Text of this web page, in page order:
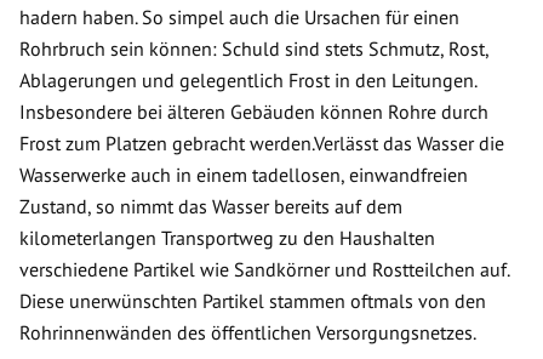
hadern haben. So simpel auch die Ursachen für einen
Rohrbruch sein können: Schuld sind stets Schmutz, Rost,
Ablagerungen und gelegentlich Frost in den Leitungen.
Insbesondere bei älteren Gebäuden können Rohre durch
Frost zum Platzen gebracht werden.Verlässt das Wasser die
Wasserwerke auch in einem tadellosen, einwandfreien
Zustand, so nimmt das Wasser bereits auf dem
kilometerlangen Transportweg zu den Haushalten
verschiedene Partikel wie Sandkörner und Rostteilchen auf.
Diese unerwünschten Partikel stammen oftmals von den
Rohrinnenwänden des öffentlichen Versorgungsnetzes.